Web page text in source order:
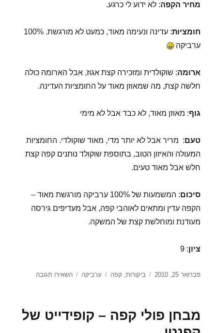
מחיר הקפה: לא ידוע לי כרגע.
חומציות
: עדינה ונעימה מאוד, כמעט לא מורגשת. 100%
ערביקה
ארומה: שוקולדית ומזכירה קצת אגוז, אבל הארומה כולה
חלשה קצת, מה שמאוזן מאוד על החומציות העדינה.
גוף: מאוזן מאוד, לא כבד אבל לא מימי
טעם: מריר אבל לא יותר מדי, מאוד שוקולדי. החומציות
המעולה והאיזון הטוב, בתוספת שוקולד נותנים קפה קצת
חלש אבל מאוד טעים.
סיכום
: המשמעות של 100% ערביקה מורגשת מאוד –
הקפה עדין ומתאים לאוהבי קפה, אבל מעדיפים גירסה
מעודנת ומוחלשת קצת של המשקה.
ציון: 9
פורסם
פברואר 25, 2010 קטגוריות
ביקורות, קפה תגיות
ערביקה השאירו תגובה
–
מבחן פולי קפה – קופידייט של